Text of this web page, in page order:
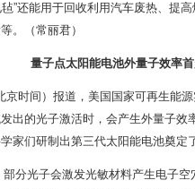
”还能用于回收利用汽车废热、提
。（常丽君）
量子点太阳能电池外量子效率
京时间）报道，美国国家可再生能
出的光子激活时，会产生外量子
家们研制出第三代太阳能电池奠定
分光子会激发光敏材料产生电子